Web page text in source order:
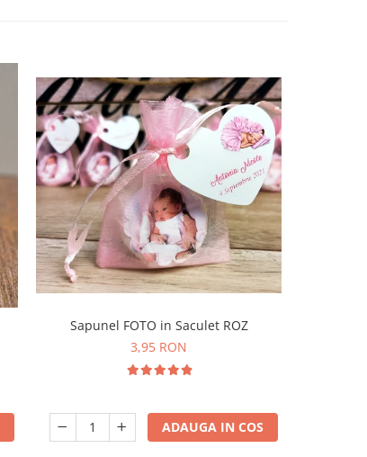
Sapunel FOTO in Saculet ROZ
3,95 RON
ADAUGA IN COS